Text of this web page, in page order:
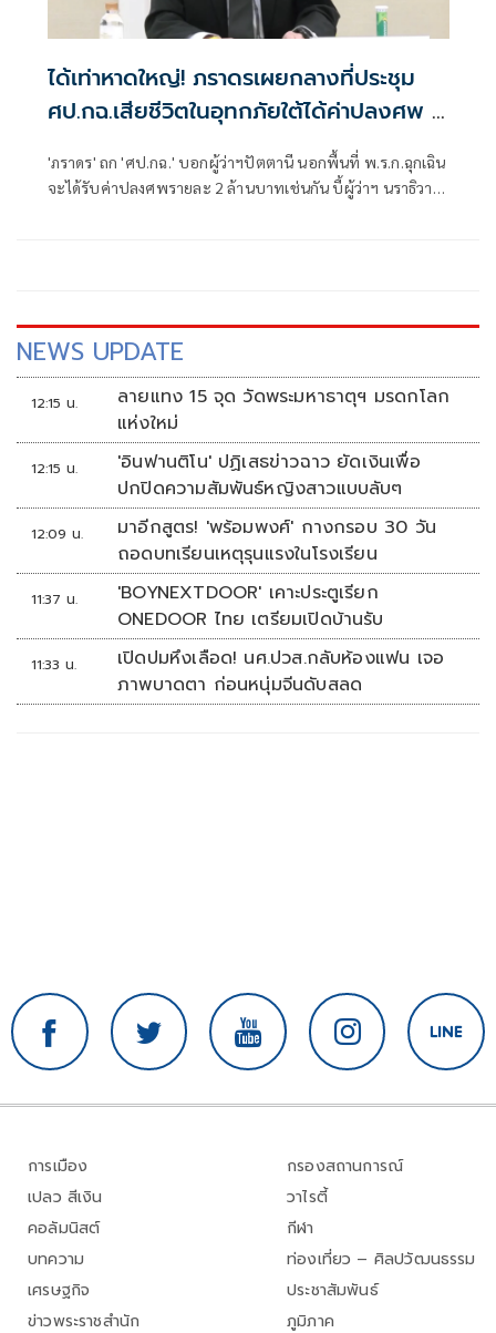
ได้เท่าหาดใหญ่! ภราดรเผยกลางที่ประชุม
ศป.กฉ.เสียชีวิตในอุทกภัยใต้ได้ค่าปลงศพ 2
'ภราดร' ถก 'ศป.กฉ.' บอกผู้ว่าฯปัตตานี นอกพื้นที่ พ.ร.ก.ฉุกเฉิน
จะได้รับค่าปลงศพรายละ 2 ล้านบาทเช่นกัน บี้ผู้ว่าฯ นราธิวาส
NEWS UPDATE
12:15 น.
ลายแทง 15 จุด วัดพระมหาธาตุฯ มรดกโลก
แห่งใหม่
12:15 น.
'อินฟานติโน' ปฏิเสธข่าวฉาว ยัดเงินเพื่อ
ปกปิดความสัมพันธ์หญิงสาวแบบลับๆ
12:09 น.
มาอีกสูตร! 'พร้อมพงศ์' กางกรอบ 30 วัน
ถอดบทเรียนเหตุรุนแรงในโรงเรียน
11:37 น.
'BOYNEXTDOOR' เคาะประตูเรียก
ONEDOOR ไทย เตรียมเปิดบ้านรับ
11:33 น.
เปิดปมหึงเลือด! นศ.ปวส.กลับห้องแฟน เจอ
ภาพบาดตา ก่อนหนุ่มจีนดับสลด
การเมือง
เปลว สีเงิน
คอลัมนิสต์
บทความ
เศรษฐกิจ
ข่าวพระราชสำนัก
กรองสถานการณ์
วาไรตี้
กีฬา
ท่องเที่ยว – ศิลปวัฒนธรรม
ประชาสัมพันธ์
ภูมิภาค